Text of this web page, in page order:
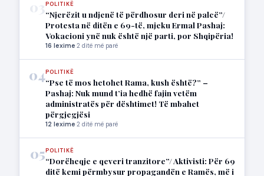
POLITIKË
“Njerëzit u ndjenë të përdhosur deri në palcë”/
Protesta në ditën e 69-të, mjeku Ermal Pashaj:
Vokacioni ynë nuk është një parti, por Shqipëria!
16 lexime·2 ditë më parë
04POLITIKË
“Pse të mos hetohet Rama, kush është?” –
Pashaj: Nuk mund t’ia hedhë fajin vetëm
administratës për dështimet! Të mbahet
përgjegjësi
12 lexime·2 ditë më parë
05 POLITIKË
“Dorëheqje e qeveri tranzitore”/ Aktivisti: Për 69
ditë kemi përmbysur propagandën e Ramës, më i